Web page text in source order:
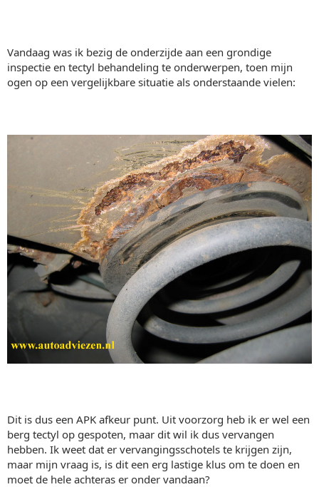
Vandaag was ik bezig de onderzijde aan een grondige
inspectie en tectyl behandeling te onderwerpen, toen mijn
ogen op een vergelijkbare situatie als onderstaande vielen:
Dit is dus een APK afkeur punt. Uit voorzorg heb ik er wel een
berg tectyl op gespoten, maar dit wil ik dus vervangen
hebben. Ik weet dat er vervangingsschotels te krijgen zijn,
maar mijn vraag is, is dit een erg lastige klus om te doen en
moet de hele achteras er onder vandaan?